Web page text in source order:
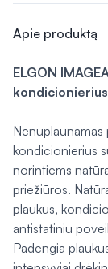
Apie produktą
ELGON
kondicionierius
kondicionierius
norintiems
priežiūros.
plaukus,
antistatiniu
Padengia